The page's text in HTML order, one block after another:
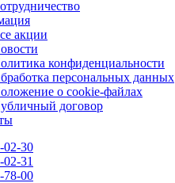
акции
конфиденциальности
персональных данных
о cookie-файлах
договор
02-30
31
78-00